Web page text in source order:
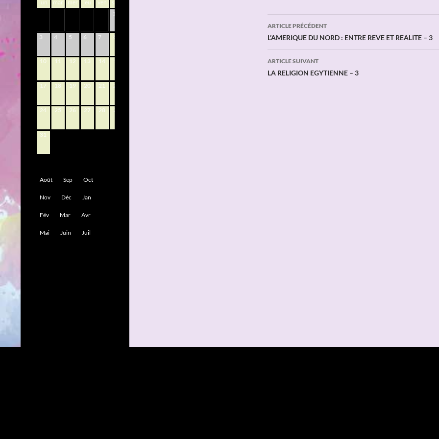
Navigation
des
articles
ARTICLE PRÉCÉDENT
L’AMERIQUE DU NORD : ENTRE REVE ET REALITE – 3
ARTICLE SUIVANT
LA RELIGION EGYTIENNE – 3
lun mar mer jeu ven sam
1
3 4 5 6 7 8
10 11 12 13 14 15
17 18 19 20 21 22
24 25 26 27 28 29
31
Août Sep Oct
Nov Déc Jan
Fév Mar Avr
Mai Juin Juil